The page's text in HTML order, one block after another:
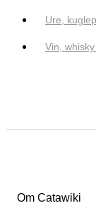
Ure,
Vin,
Om Catawiki